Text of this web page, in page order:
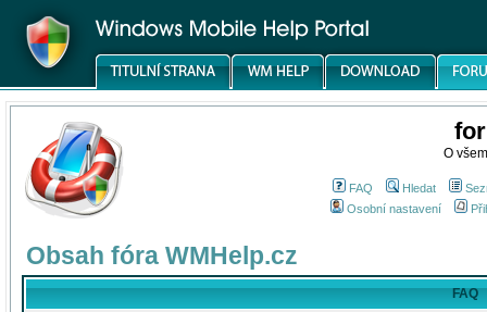
O
FAQ Hledat
Osobní nastavení
Obsah fóra WMHelp.cz
FAQ